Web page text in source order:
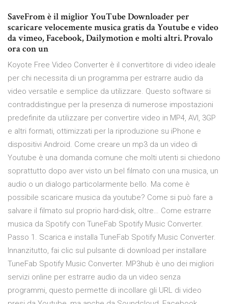
SaveFrom è il miglior YouTube Downloader per
scaricare velocemente musica gratis da Youtube e video
da vimeo, Facebook, Dailymotion e molti altri. Provalo
ora con un
Koyote Free Video Converter è il convertitore di video ideale
per chi necessita di un programma per estrarre audio da
video versatile e semplice da utilizzare. Questo software si
contraddistingue per la presenza di numerose impostazioni
predefinite da utilizzare per convertire video in MP4, AVI, 3GP
e altri formati, ottimizzati per la riproduzione su iPhone e
dispositivi Android. Come creare un mp3 da un video di
Youtube è una domanda comune che molti utenti si chiedono
soprattutto dopo aver visto un bel filmato con una musica, un
audio o un dialogo particolarmente bello. Ma come è
possibile scaricare musica da youtube? Come si può fare a
salvare il filmato sul proprio hard-disk, oltre… Come estrarre
musica da Spotify con TuneFab Spotify Music Converter.
Passo 1. Scarica e installa TuneFab Spotify Music Converter.
Innanzitutto, fai clic sul pulsante di download per installare
TuneFab Spotify Music Converter. MP3hub è uno dei migliori
servizi online per estrarre audio da un video senza
programmi, questo permette di incollare gli URL di video